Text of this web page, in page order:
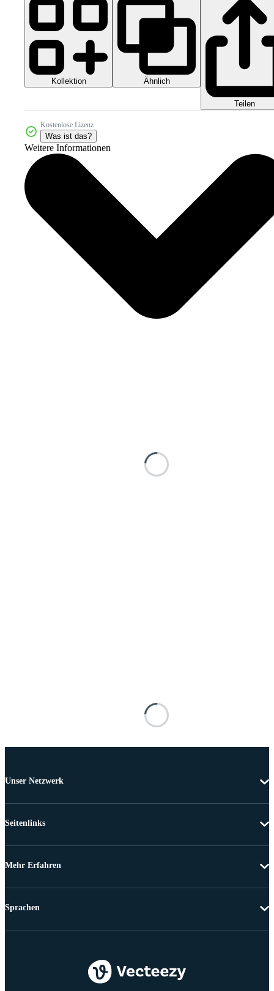
Kollektion Ähnlich
Teilen
Kostenlose Lizenz
Was ist das?
Weitere Informationen
Unser Netzwerk
Seitenlinks
Mehr Erfahren
Sprachen